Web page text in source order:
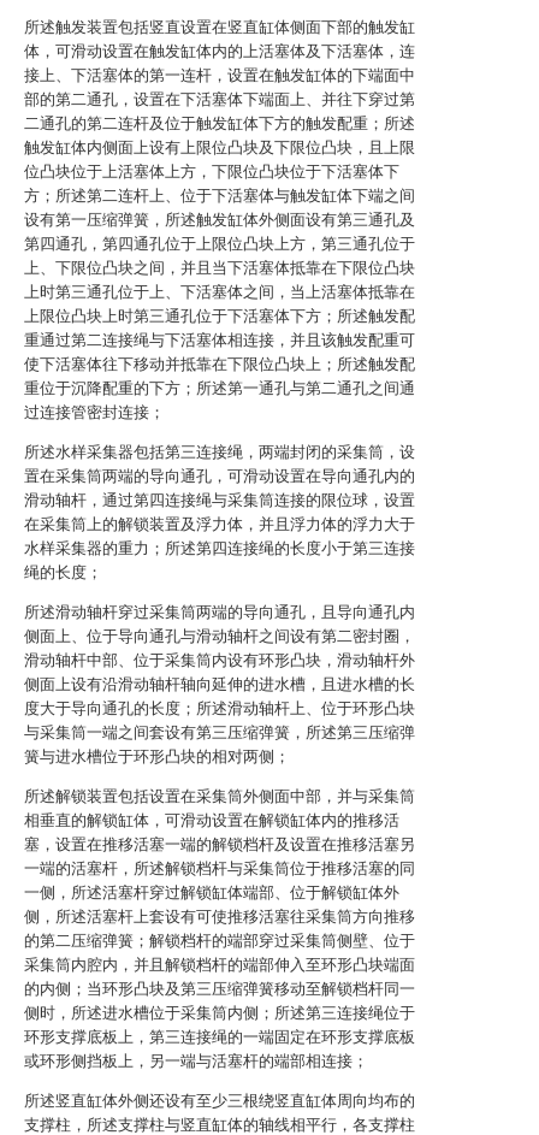
所述触发装置包括竖直设置在竖直缸体侧面下部的触发缸
体，可滑动设置在触发缸体内的上活塞体及下活塞体，连
接上、下活塞体的第一连杆，设置在触发缸体的下端面中
部的第二通孔，设置在下活塞体下端面上、并往下穿过第
二通孔的第二连杆及位于触发缸体下方的触发配重；所述
触发缸体内侧面上设有上限位凸块及下限位凸块，且上限
位凸块位于上活塞体上方，下限位凸块位于下活塞体下
方；所述第二连杆上、位于下活塞体与触发缸体下端之间
设有第一压缩弹簧，所述触发缸体外侧面设有第三通孔及
第四通孔，第四通孔位于上限位凸块上方，第三通孔位于
上、下限位凸块之间，并且当下活塞体抵靠在下限位凸块
上时第三通孔位于上、下活塞体之间，当上活塞体抵靠在
上限位凸块上时第三通孔位于下活塞体下方；所述触发配
重通过第二连接绳与下活塞体相连接，并且该触发配重可
使下活塞体往下移动并抵靠在下限位凸块上；所述触发配
重位于沉降配重的下方；所述第一通孔与第二通孔之间通
过连接管密封连接；
所述水样采集器包括第三连接绳，两端封闭的采集筒，设
置在采集筒两端的导向通孔，可滑动设置在导向通孔内的
滑动轴杆，通过第四连接绳与采集筒连接的限位球，设置
在采集筒上的解锁装置及浮力体，并且浮力体的浮力大于
水样采集器的重力；所述第四连接绳的长度小于第三连接
绳的长度；
所述滑动轴杆穿过采集筒两端的导向通孔，且导向通孔内
侧面上、位于导向通孔与滑动轴杆之间设有第二密封圈，
滑动轴杆中部、位于采集筒内设有环形凸块，滑动轴杆外
侧面上设有沿滑动轴杆轴向延伸的进水槽，且进水槽的长
度大于导向通孔的长度；所述滑动轴杆上、位于环形凸块
与采集筒一端之间套设有第三压缩弹簧，所述第三压缩弹
簧与进水槽位于环形凸块的相对两侧；
所述解锁装置包括设置在采集筒外侧面中部，并与采集筒
相垂直的解锁缸体，可滑动设置在解锁缸体内的推移活
塞，设置在推移活塞一端的解锁档杆及设置在推移活塞另
一端的活塞杆，所述解锁档杆与采集筒位于推移活塞的同
一侧，所述活塞杆穿过解锁缸体端部、位于解锁缸体外
侧，所述活塞杆上套设有可使推移活塞往采集筒方向推移
的第二压缩弹簧；解锁档杆的端部穿过采集筒侧壁、位于
采集筒内腔内，并且解锁档杆的端部伸入至环形凸块端面
的内侧；当环形凸块及第三压缩弹簧移动至解锁档杆同一
侧时，所述进水槽位于采集筒内侧；所述第三连接绳位于
环形支撑底板上，第三连接绳的一端固定在环形支撑底板
或环形侧挡板上，另一端与活塞杆的端部相连接；
所述竖直缸体外侧还设有至少三根绕竖直缸体周向均布的
支撑柱，所述支撑柱与竖直缸体的轴线相平行，各支撑柱